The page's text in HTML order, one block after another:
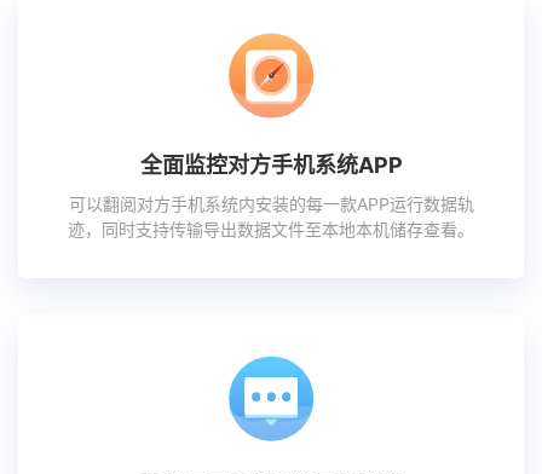
全面监控对方手机系统APP
可以翻阅对方手机系统内安装的每一款APP运行数据轨
迹，同时支持传输导出数据文件至本地本机储存查看。